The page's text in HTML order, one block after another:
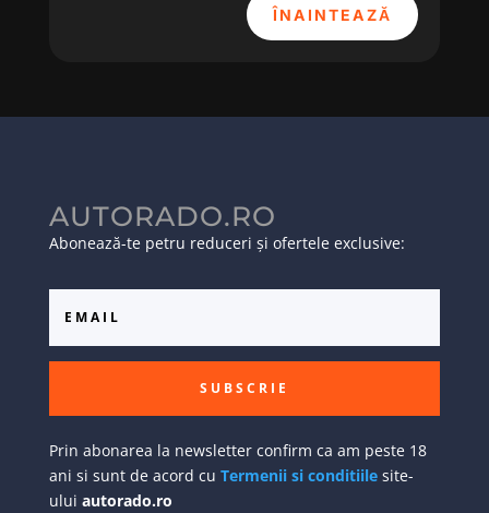
ÎNAINTEAZĂ
AUTORADO.RO
Abonează-te petru reduceri și ofertele exclusive:
SUBSCRIE
Prin abonarea la newsletter confirm ca am peste 18
ani si sunt de acord cu Termenii si conditiilesite-
ului autorado.ro